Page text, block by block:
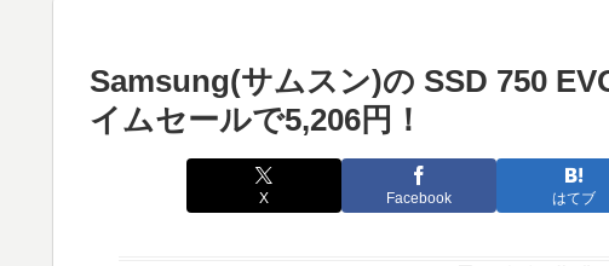
Samsung(サムスン)の SSD 750
イムセールで5,206円！
X Facebook はてブ